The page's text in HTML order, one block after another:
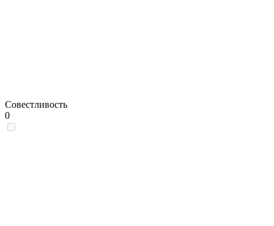
Совестливость
0